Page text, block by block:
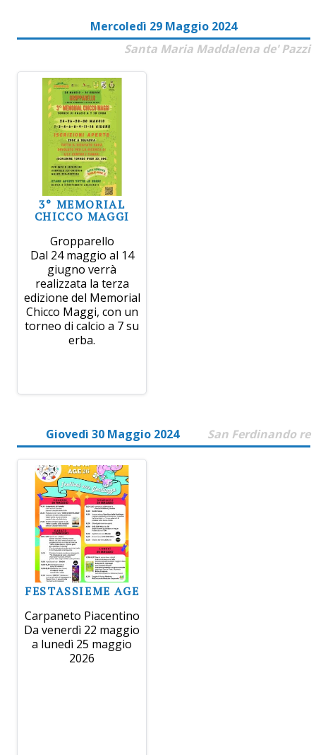
Mercoledì 29 Maggio 2024
Santa Maria Maddalena de' Pazzi
3° MEMORIAL
CHICCO MAGGI
Gropparello
Dal 24 maggio al 14
giugno verrà
realizzata la terza
edizione del Memorial
Chicco Maggi, con un
torneo di calcio a 7 su
erba.
Giovedì 30 Maggio 2024 San Ferdinando re
FESTASSIEME AGE
Carpaneto Piacentino
Da venerdì 22 maggio
a lunedì 25 maggio
2026